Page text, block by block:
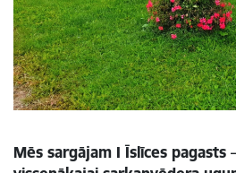
Mēs sargājam IĪslīces pagasts